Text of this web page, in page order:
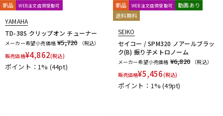
新品 WEB注文店頭受取可
YAMAHA
TD-38S クリップオン チューナー
メーカー希望小売価格 ¥5,720
（税込）
販売価格¥4,862(税込)
ポイント：1% (44pt)
新品 WEB注文店頭受取可
動画あり
送料無料
SEIKO
セイコー / SPM320 ノアールブラッ
ク(B) 振り子メトロノーム
メーカー希望小売価格 ¥6,820
（税込）
販売価格¥5,456(税込)
ポイント：1%(49pt)